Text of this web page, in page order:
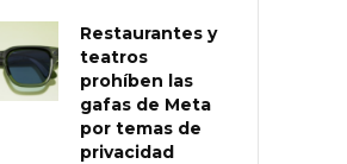
Restaurantes y
teatros
prohíben las
gafas de Meta
por temas de
privacidad